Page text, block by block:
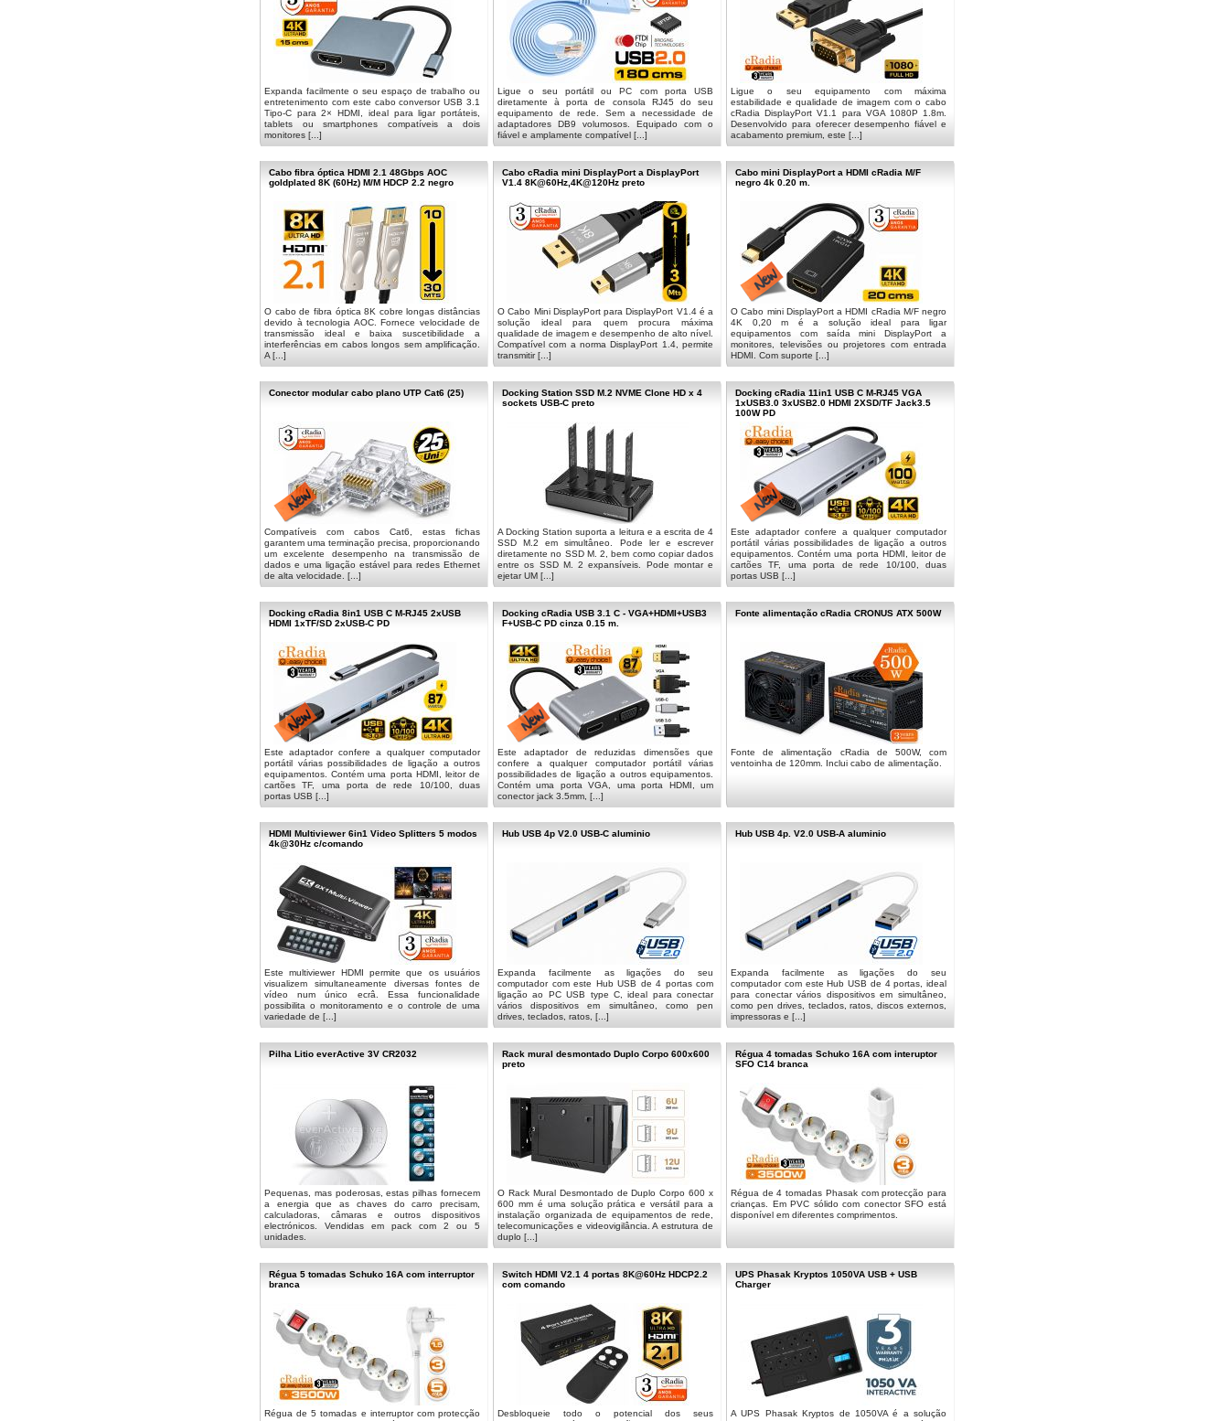
Expanda facilmente o seu espaço de trabalho ou
entretenimento com este cabo conversor USB 3.1
Tipo-C para 2× HDMI, ideal para ligar portáteis,
tablets ou smartphones compatíveis a dois
monitores [...]
Ligue o seu portátil ou PC com porta USB
diretamente à porta de consola RJ45 do seu
equipamento de rede. Sem a necessidade de
adaptadores DB9 volumosos. Equipado com o
fiável e amplamente compatível [...]
Ligue o seu equipamento com máxima
estabilidade e qualidade de imagem com o cabo
cRadia DisplayPort V1.1 para VGA 1080P 1.8m.
Desenvolvido para oferecer desempenho fiável e
acabamento premium, este [...]
Cabo fibra óptica HDMI 2.1 48Gbps AOC
goldplated 8K (60Hz) M/M HDCP 2.2 negro
O cabo de fibra óptica 8K cobre longas distâncias
devido à tecnologia AOC. Fornece velocidade de
transmissão ideal e baixa suscetibilidade a
interferências em cabos longos sem amplificação.
A [...]
Cabo cRadia mini DisplayPort a DisplayPort
V1.4 8K@60Hz,4K@120Hz preto
O Cabo Mini DisplayPort para DisplayPort V1.4 é a
solução ideal para quem procura máxima
qualidade de imagem e desempenho de alto nível.
Compatível com a norma DisplayPort 1.4, permite
transmitir [...]
Cabo mini DisplayPort a HDMI cRadia M/F
negro 4k 0.20 m.
O Cabo mini DisplayPort a HDMI cRadia M/F negro
4K 0,20 m é a solução ideal para ligar
equipamentos com saída mini DisplayPort a
monitores, televisões ou projetores com entrada
HDMI. Com suporte [...]
Conector modular cabo plano UTP Cat6 (25)
Compatíveis com cabos Cat6, estas fichas
garantem uma terminação precisa, proporcionando
um excelente desempenho na transmissão de
dados e uma ligação estável para redes Ethernet
de alta velocidade. [...]
Docking Station SSD M.2 NVME Clone HD x 4
sockets USB-C preto
A Docking Station suporta a leitura e a escrita de 4
SSD M.2 em simultâneo. Pode ler e escrever
diretamente no SSD M. 2, bem como copiar dados
entre os SSD M. 2 expansíveis. Pode montar e
ejetar UM [...]
Docking cRadia 11in1 USB C M-RJ45 VGA
1xUSB3.0 3xUSB2.0 HDMI 2XSD/TF Jack3.5
100W PD
Este adaptador confere a qualquer computador
portátil várias possibilidades de ligação a outros
equipamentos. Contém uma porta HDMI, leitor de
cartões TF, uma porta de rede 10/100, duas
portas USB [...]
Docking cRadia 8in1 USB C M-RJ45 2xUSB
HDMI 1xTF/SD 2xUSB-C PD
Este adaptador confere a qualquer computador
portátil várias possibilidades de ligação a outros
equipamentos. Contém uma porta HDMI, leitor de
cartões TF, uma porta de rede 10/100, duas
portas USB [...]
Docking cRadia USB 3.1 C - VGA+HDMI+USB3
F+USB-C PD cinza 0.15 m.
Este adaptador de reduzidas dimensões que
confere a qualquer computador portátil várias
possibilidades de ligação a outros equipamentos.
Contém uma porta VGA, uma porta HDMI, um
conector jack 3.5mm, [...]
Fonte alimentação cRadia CRONUS ATX 500W
Fonte de alimentação cRadia de 500W, com
ventoinha de 120mm. Inclui cabo de alimentação.
HDMI Multiviewer 6in1 Video Splitters 5 modos
4k@30Hz c/comando
Este multiviewer HDMI permite que os usuários
visualizem simultaneamente diversas fontes de
vídeo num único ecrâ. Essa funcionalidade
possibilita o monitoramento e o controle de uma
variedade de [...]
Hub USB 4p V2.0 USB-C aluminio
Expanda facilmente as ligações do seu
computador com este Hub USB de 4 portas com
ligação ao PC USB type C, ideal para conectar
vários dispositivos em simultâneo, como pen
drives, teclados, ratos, [...]
Hub USB 4p. V2.0 USB-A aluminio
Expanda facilmente as ligações do seu
computador com este Hub USB de 4 portas, ideal
para conectar vários dispositivos em simultâneo,
como pen drives, teclados, ratos, discos externos,
impressoras e [...]
Pilha Litio everActive 3V CR2032
Pequenas, mas poderosas, estas pilhas fornecem
a energia que as chaves do carro precisam,
calculadoras, câmaras e outros dispositivos
electrónicos. Vendidas em pack com 2 ou 5
unidades.
Rack mural desmontado Duplo Corpo 600x600
preto
O Rack Mural Desmontado de Duplo Corpo 600 x
600 mm é uma solução prática e versátil para a
instalação organizada de equipamentos de rede,
telecomunicações e videovigilância. A estrutura de
duplo [...]
Régua 4 tomadas Schuko 16A com interuptor
SFO C14 branca
Régua de 4 tomadas Phasak com protecção para
crianças. Em PVC sólido com conector SFO está
disponível em diferentes comprimentos.
Régua 5 tomadas Schuko 16A com interruptor
branca
Régua de 5 tomadas e interruptor com protecção
Switch HDMI V2.1 4 portas 8K@60Hz HDCP2.2
com comando
Desbloqueie todo o potencial dos seus
UPS Phasak Kryptos 1050VA USB + USB
Charger
A UPS Phasak Kryptos de 1050VA é a solução